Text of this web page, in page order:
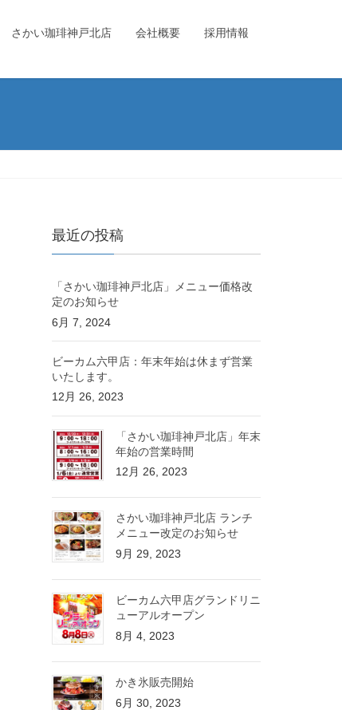
さかい珈琲神戸北店 会社概要 採用情報
最近の投稿
「さかい珈琲神戸北店」メニュー価格改
定のお知らせ
6月 7, 2024
ビーカム六甲店：年末年始は休まず営業
いたします。
12月 26, 2023
「さかい珈琲神戸北店」年末
年始の営業時間
12月 26, 2023
さかい珈琲神戸北店 ランチ
メニュー改定のお知らせ
9月 29, 2023
ビーカム六甲店グランドリニ
ューアルオープン
8月 4, 2023
かき氷販売開始
6月 30, 2023